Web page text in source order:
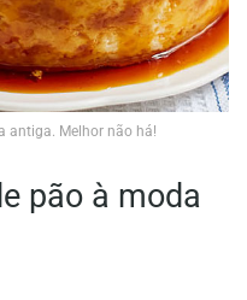
antiga. Melhor não há!
pão à moda